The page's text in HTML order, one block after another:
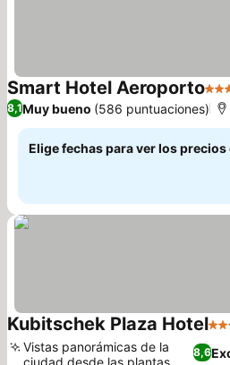
Smart Hotel Aeroporto4
8,1Muy bueno (586 puntuaciones)
Elige fechas para ver los precios
Kubitschek Plaza Hotel5
8,6
Vistas panorámicas de la
ciudad desde las plantas